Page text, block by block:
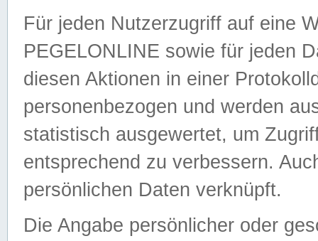
Für jeden Nutzerzugriff auf eine
PEGELONLINE sowie für jeden
diesen Aktionen in einer
personenbezogen und werden
statistisch ausgewertet, um
entsprechend zu verbessern.
persönlichen Daten verknüpft.
Die Angabe persönlicher oder